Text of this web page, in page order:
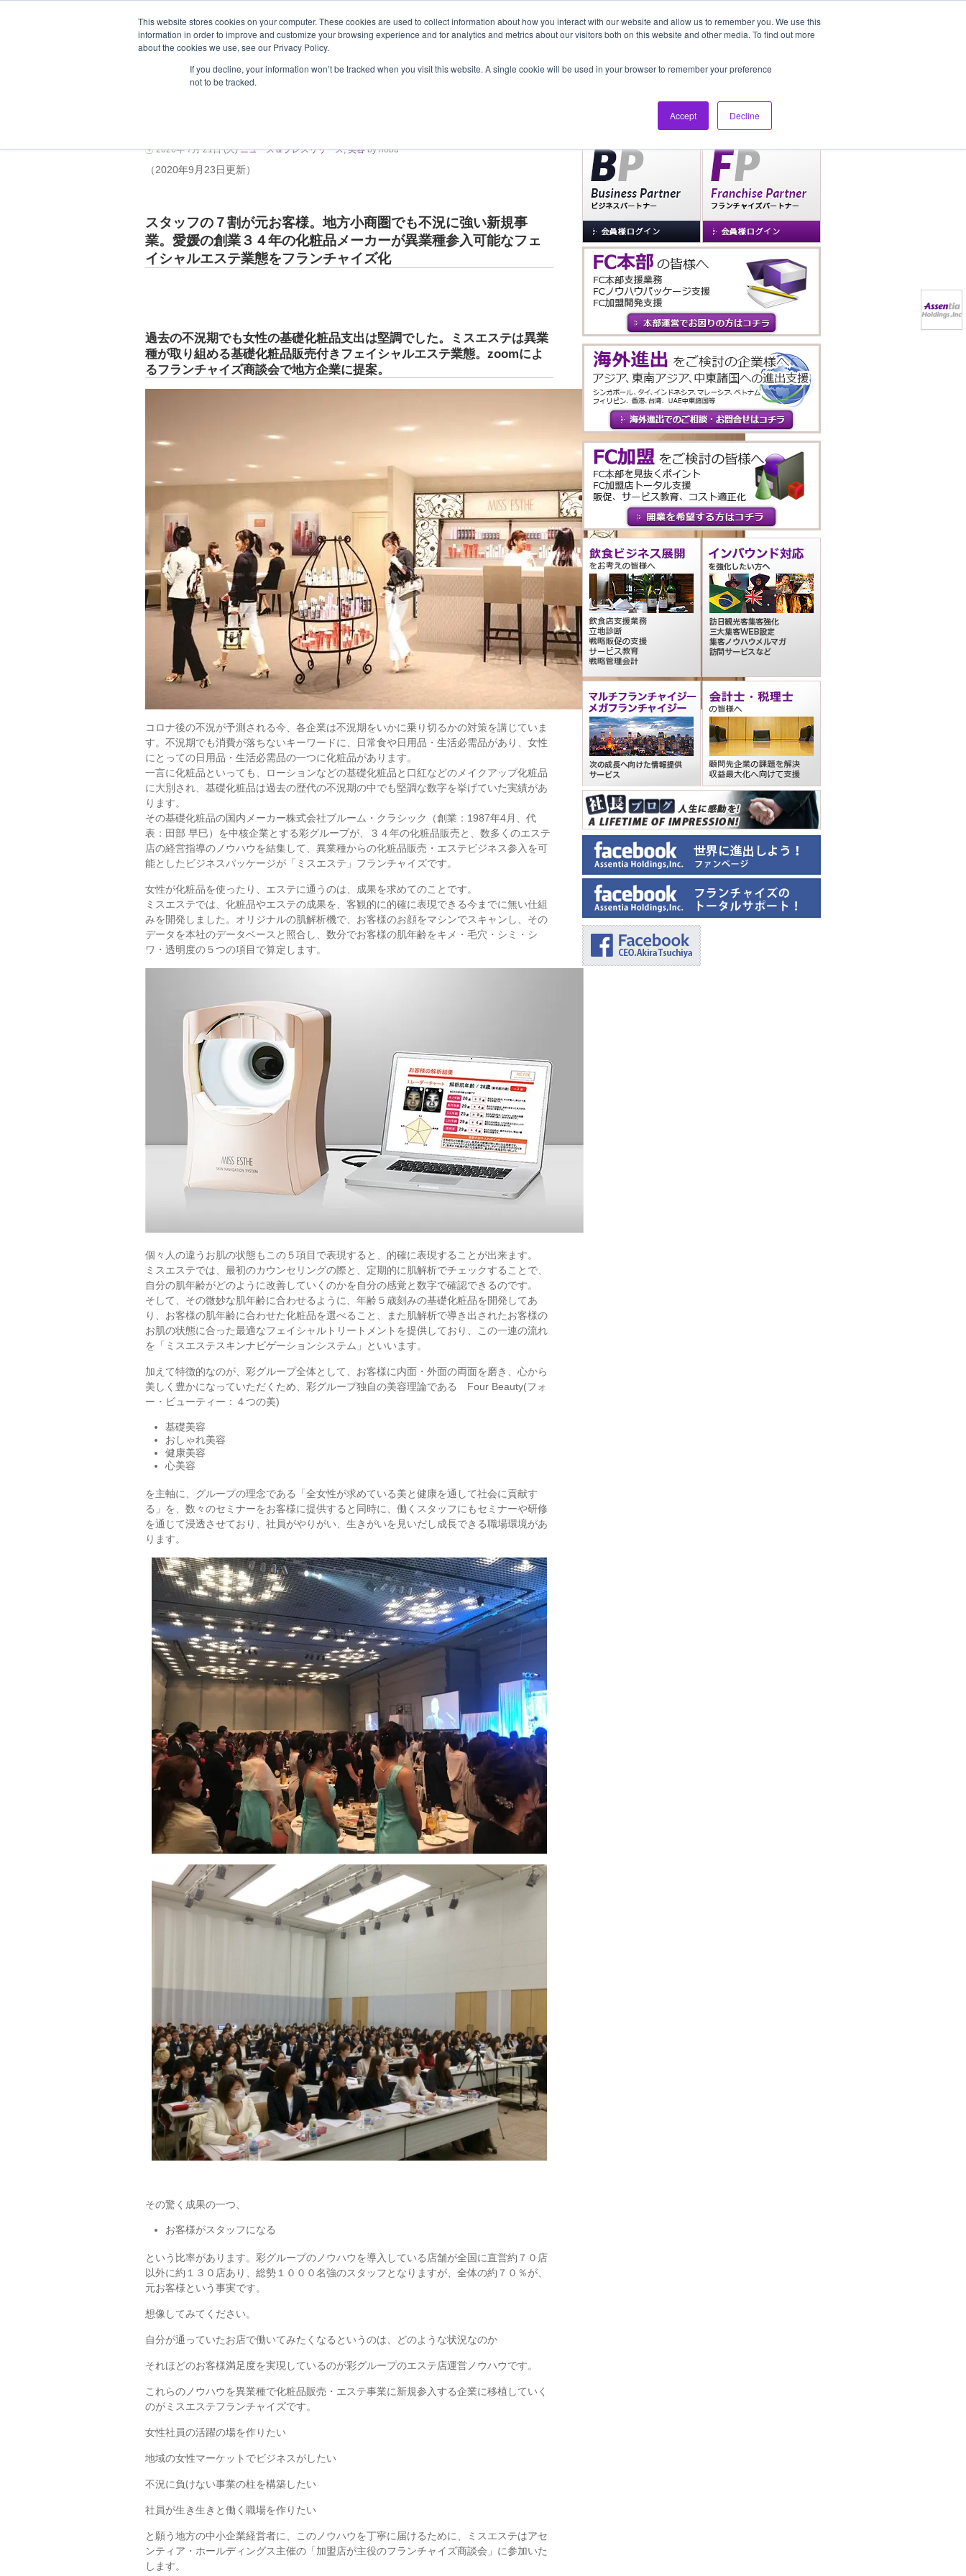
This website stores cookies on your computer. These cookies are used to collect information about how you interact with our website and allow us to remember you. We use this
information in order to improve and customize your browsing experience and for analytics and metrics about our visitors both on this website and other media. To find out more
about the cookies we use, see our Privacy Policy.
If you decline, your information won’t be tracked when you visit this website. A single cookie will be used in your browser to remember your preference
not to be tracked.
Accept Decline
企業情報 支援企業一覧 事業内容 New Project お問合せ セミナー＆イベント 社長ブログ FAQ
2020年 7月 21日 (火)ニュース＆プレスリリース,美容by nobu
（2020年9月23日更新）
スタッフの７割が元お客様。地方小商圏でも不況に強い新規事
業。愛媛の創業３４年の化粧品メーカーが異業種参入可能なフェ
イシャルエステ業態をフランチャイズ化
過去の不況期でも女性の基礎化粧品支出は堅調でした。ミスエステは異業
種が取り組める基礎化粧品販売付きフェイシャルエステ業態。zoomによ
るフランチャイズ商談会で地方企業に提案。
コロナ後の不況が予測される今、各企業は不況期をいかに乗り切るかの対策を講じていま
す。不況期でも消費が落ちないキーワードに、日常食や日用品・生活必需品があり、女性
にとっての日用品・生活必需品の一つに化粧品があります。
一言に化粧品といっても、ローションなどの基礎化粧品と口紅などのメイクアップ化粧品
に大別され、基礎化粧品は過去の歴代の不況期の中でも堅調な数字を挙げていた実績があ
ります。
その基礎化粧品の国内メーカー株式会社ブルーム・クラシック（創業：1987年4月、代
表：田部 早巳）を中核企業とする彩グループが、３４年の化粧品販売と、数多くのエステ
店の経営指導のノウハウを結集して、異業種からの化粧品販売・エステビジネス参入を可
能としたビジネスパッケージが「ミスエステ」フランチャイズです。
女性が化粧品を使ったり、エステに通うのは、成果を求めてのことです。
ミスエステでは、化粧品やエステの成果を、客観的に的確に表現できる今までに無い仕組
みを開発しました。オリジナルの肌解析機で、お客様のお顔をマシンでスキャンし、その
データを本社のデータベースと照合し、数分でお客様の肌年齢をキメ・毛穴・シミ・シ
ワ・透明度の５つの項目で算定します。
個々人の違うお肌の状態もこの５項目で表現すると、的確に表現することが出来ます。
ミスエステでは、最初のカウンセリングの際と、定期的に肌解析でチェックすることで、
自分の肌年齢がどのように改善していくのかを自分の感覚と数字で確認できるのです。
そして、その微妙な肌年齢に合わせるように、年齢５歳刻みの基礎化粧品を開発してあ
り、お客様の肌年齢に合わせた化粧品を選べること、また肌解析で導き出されたお客様の
お肌の状態に合った最適なフェイシャルトリートメントを提供しており、この一連の流れ
を「ミスエステスキンナビゲーションシステム」といいます。
加えて特徴的なのが、彩グループ全体として、お客様に内面・外面の両面を磨き、心から
美しく豊かになっていただくため、彩グループ独自の美容理論である Four Beauty(フォ
ー・ビューティー：４つの美)
基礎美容
おしゃれ美容
健康美容
心美容
を主軸に、グループの理念である「全女性が求めている美と健康を通して社会に貢献す
る」を、数々のセミナーをお客様に提供すると同時に、働くスタッフにもセミナーや研修
を通じて浸透させており、社員がやりがい、生きがいを見いだし成長できる職場環境があ
ります。
その驚く成果の一つ、
お客様がスタッフになる
という比率があります。彩グループのノウハウを導入している店舗が全国に直営約７０店
以外に約１３０店あり、総勢１０００名強のスタッフとなりますが、全体の約７０％が、
元お客様という事実です。
想像してみてください。
自分が通っていたお店で働いてみたくなるというのは、どのような状況なのか
それほどのお客様満足度を実現しているのが彩グループのエステ店運営ノウハウです。
これらのノウハウを異業種で化粧品販売・エステ事業に新規参入する企業に移植していく
のがミスエステフランチャイズです。
女性社員の活躍の場を作りたい
地域の女性マーケットでビジネスがしたい
不況に負けない事業の柱を構築したい
社員が生き生きと働く職場を作りたい
と願う地方の中小企業経営者に、このノウハウを丁寧に届けるために、ミスエステはアセ
ンティア・ホールディングス主催の「加盟店が主役のフランチャイズ商談会」に参加いた
します。